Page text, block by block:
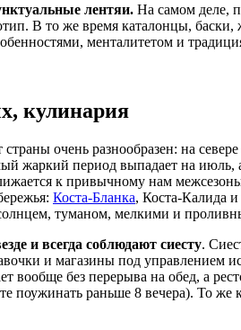
лентяи. На самом деле,
В то же время каталонцы,
менталитетом и
кулинария
очень разнообразен: на
жаркий период выпадает на июль,
к привычному нам
Коста-Бланка, Коста-Калида
туманом, мелкими и
и всегда соблюдают сиесту.
и магазины под
вообще без перерыва на обед, а
раньше 8 вечера). То же